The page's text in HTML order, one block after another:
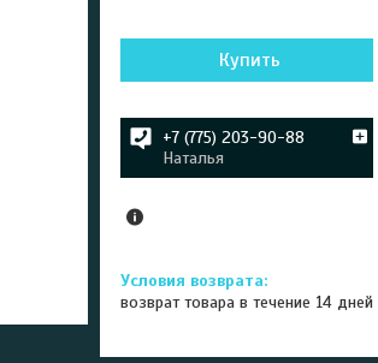
Купить
+7 (775) 203-90-88
Наталья
возврат товара в течение 14 дней